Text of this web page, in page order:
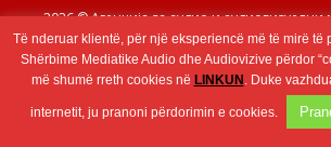
provides
unique
content
and
resources
2026 © Агенција за аудио и аудиовизуелни
Të nderuar klientë, për një eksperiencë më të mirë të
Shërbime Mediatike Audio dhe Audiovizive përdor
më shumë rreth cookies në LINKUN . Duke
internetit, ju pranoni përdorimin e cookies.